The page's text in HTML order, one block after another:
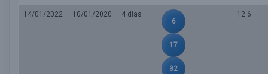
14/01/2022 10/01/2020
4 dias
6
17
32
12.6